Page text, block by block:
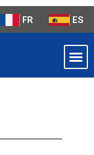
FR ES